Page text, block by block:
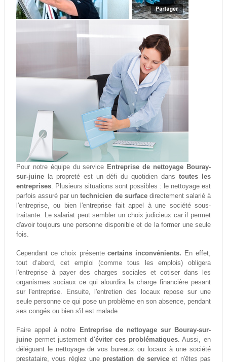
Pour notre équipe du service Entreprise de nettoyage Bouray-
sur-juinela propreté est un défi du quotidien danstoutes les
entreprises. Plusieurs situations sont possibles : le nettoyage est
parfois assuré par untechnicien de surfacedirectement salarié à
l'entreprise, ou bien l'entreprise fait appel à une société sous-
traitante. Le salariat peut sembler un choix judicieux car il permet
d'avoir toujours une personne disponible et de la former une seule
fois.
Cependant ce choix présentecertains inconvénients. En effet,
tout d‘abord, cet emploi (comme tous les emplois) obligera
l'entreprise à payer des charges sociales et cotiser dans les
organismes sociaux ce qui alourdira la charge financière pesant
sur l'entreprise. Ensuite, l'entretien des locaux repose sur une
seule personne ce qui pose un problème en son absence, pendant
ses congés ou bien s'il est malade.
Faire appel à notre
Entreprise de nettoyage sur Bouray-sur-
juinepermet justement d'éviter ces problématiques. Aussi, en
déléguant le nettoyage de vos bureaux ou locaux à une société
prestataire, vous réglez une prestation de service et n'êtes pas